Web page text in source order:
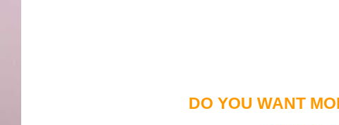
DO YOU WANT